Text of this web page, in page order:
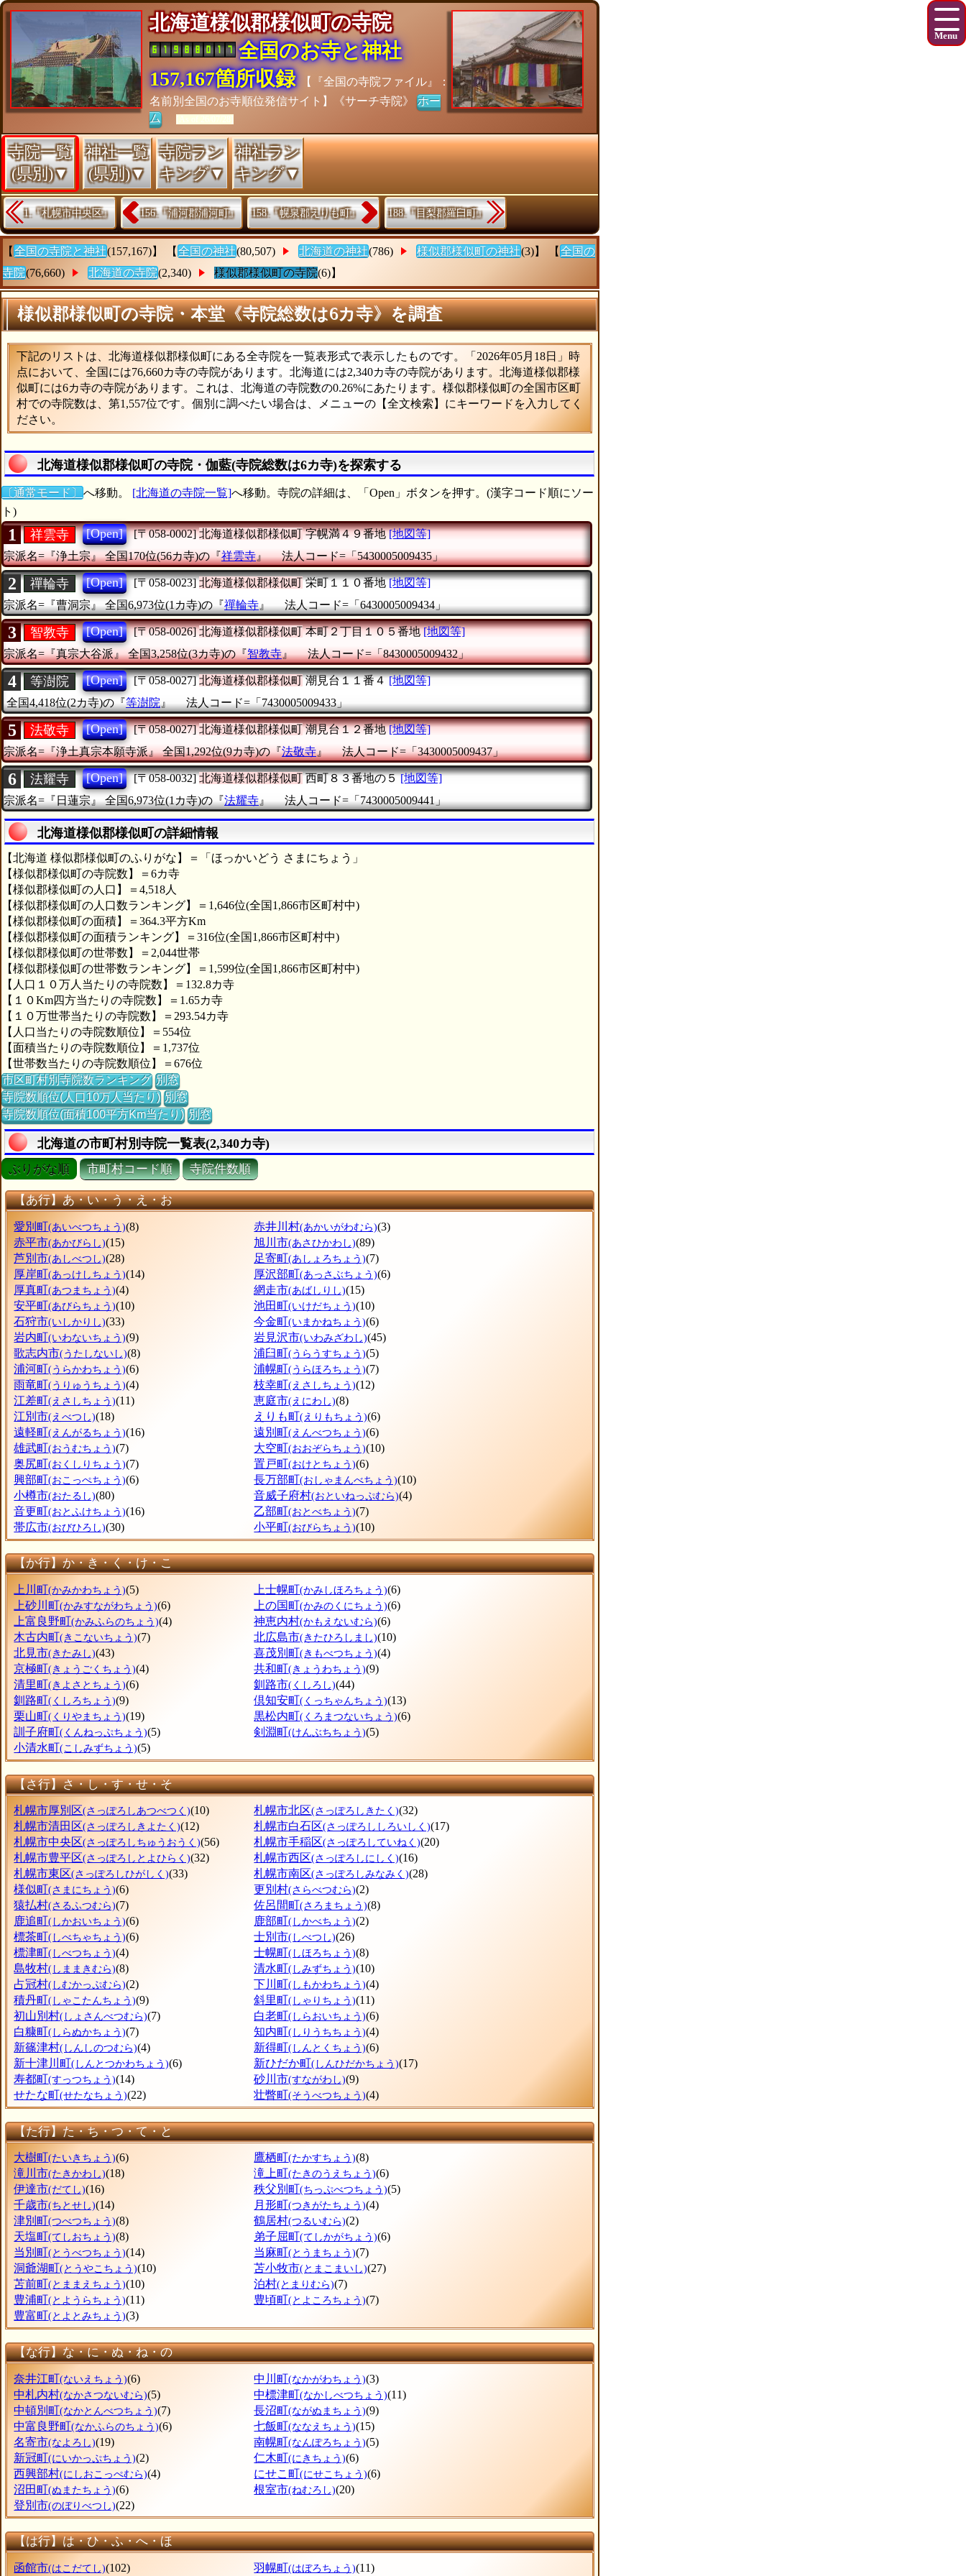
北海道様似郡様似町の寺院
全国のお寺と神社
157,167箇所収録
【『全国の寺院ファイル』：
名前別全国のお寺順位発信サイト】《サーチ寺院》ホー
ム
[As of 26/07/28]
寺院一覧
(県別)▼
神社一覧
(県別)▼
寺院ラン
キング▼
神社ラン
キング▼
1.『札幌市中央区』 156.『浦河郡浦河町』 158.『幌泉郡えりも町』 188.『目梨郡羅臼町』
【 全国の寺院と神社(157,167)】 【 全国の神社(80,507) 北海道の神社(786) 様似郡様似町の神社(3)】 【 全国の
寺院(76,660) 北海道の寺院(2,340) 様似郡様似町の寺院(6)】
様似郡様似町の寺院・本堂《寺院総数は6カ寺》を調査
下記のリストは、北海道様似郡様似町にある全寺院を一覧表形式で表示したものです。「2026年05月18日」時
点において、全国には76,660カ寺の寺院があります。北海道には2,340カ寺の寺院があります。北海道様似郡様
似町には6カ寺の寺院があります。これは、北海道の寺院数の0.26%にあたります。様似郡様似町の全国市区町
村での寺院数は、第1,557位です。個別に調べたい場合は、メニューの【全文検索】にキーワードを入力してく
ださい。
北海道様似郡様似町の寺院・伽藍(寺院総数は6カ寺)を探索する
〔通常モード〕 へ移動。 [北海道の寺院一覧]へ移動。寺院の詳細は、「Open」ボタンを押す。(漢字コード順にソー
ト)
1 祥雲寺 [Open] [〒058-0002] 北海道様似郡様似町字幌満４９番地 [地図等]
宗派名=『浄土宗』 全国170位(56カ寺)の『祥雲寺』 法人コード=「5430005009435」
2 禪輪寺 [Open] [〒058-0023] 北海道様似郡様似町栄町１１０番地 [地図等]
宗派名=『曹洞宗』
全国6,973位(1カ寺)の『禪輪寺 』 法人コード=「6430005009434」
3 智教寺 [Open] [〒058-0026] 北海道様似郡様似町本町２丁目１０５番地 [地図等]
宗派名=『真宗大谷派』 全国3,258位(3カ寺)の『智教寺』 法人コード=「8430005009432」
4 等澍院 [Open] [〒058-0027] 北海道様似郡様似町潮見台１１番４ [地図等]
全国4,418位(2カ寺)の『等澍院 』 法人コード=「7430005009433」
5 法敬寺 [Open] [〒058-0027] 北海道様似郡様似町潮見台１２番地 [地図等]
宗派名=『浄土真宗本願寺派』 全国1,292位(9カ寺)の『法敬寺』 法人コード=「3430005009437」
6 法耀寺 [Open] [〒058-0032] 北海道様似郡様似町西町８３番地の５ [地図等]
宗派名=『日蓮宗』
全国6,973位(1カ寺)の『法耀寺 』 法人コード=「7430005009441」
北海道様似郡様似町の詳細情報
【北海道 様似郡様似町のふりがな】＝「ほっかいどう さまにちょう」
【様似郡様似町の寺院数】＝6カ寺
【様似郡様似町の人口】＝4,518人
【様似郡様似町の人口数ランキング】＝1,646位(全国1,866市区町村中)
【様似郡様似町の面積】＝364.3平方Km
【様似郡様似町の面積ランキング】＝316位(全国1,866市区町村中)
【様似郡様似町の世帯数】＝2,044世帯
【様似郡様似町の世帯数ランキング】＝1,599位(全国1,866市区町村中)
【人口１０万人当たりの寺院数】＝132.8カ寺
【１０Km四方当たりの寺院数】＝1.65カ寺
【１０万世帯当たりの寺院数】＝293.54カ寺
【人口当たりの寺院数順位】＝554位
【面積当たりの寺院数順位】＝1,737位
【世帯数当たりの寺院数順位】＝676位
市区町村別寺院数ランキング 別窓
寺院数順位(人口10万人当たり) 別窓
寺院数順位(面積100平方Km当たり) 別窓
北海道の市町村別寺院一覧表(2,340カ寺)
ぶりがな順 市町村コード順 寺院件数順
【あ行】あ・い・う・え・お
愛別町(あいべつちょう)(8) 赤井川村(あかいがわむら)(3)
赤平市(あかびらし)(15) 旭川市(あさひかわし)(89)
芦別市(あしべつし)(28) 足寄町(あしょろちょう)(7)
厚岸町(あっけしちょう)(14) 厚沢部町(あっさぶちょう)(6)
厚真町(あつまちょう)(4) 網走市(あばしりし)(15)
安平町(あびらちょう)(10) 池田町(いけだちょう)(10)
石狩市(いしかりし)(33) 今金町(いまかねちょう)(6)
岩内町(いわないちょう)(9) 岩見沢市(いわみざわし)(45)
歌志内市(うたしないし)(8) 浦臼町(うらうすちょう)(5)
浦河町(うらかわちょう)(6) 浦幌町(うらほろちょう)(7)
雨竜町(うりゅうちょう)(4) 枝幸町(えさしちょう)(12)
江差町(えさしちょう)(11) 恵庭市(えにわし)(8)
江別市(えべつし)(18) えりも町(えりもちょう)(6)
遠軽町(えんがるちょう)(16) 遠別町(えんべつちょう)(6)
雄武町(おうむちょう)(7) 大空町(おおぞらちょう)(10)
奥尻町(おくしりちょう)(7) 置戸町(おけとちょう)(6)
興部町(おこっぺちょう)(6) 長万部町(おしゃまんべちょう)(10)
小樽市(おたるし)(80) 音威子府村(おといねっぷむら)(4)
音更町(おとふけちょう)(16) 乙部町(おとべちょう)(7)
帯広市(おびひろし)(30) 小平町(おびらちょう)(10)
【か行】か・き・く・け・こ
上川町(かみかわちょう)(5) 上士幌町(かみしほろちょう)(6)
上砂川町(かみすながわちょう)(6) 上の国町(かみのくにちょう)(6)
上富良野町(かみふらのちょう)(4) 神恵内村(かもえないむら)(6)
木古内町(きこないちょう)(7) 北広島市(きたひろしまし)(10)
北見市(きたみし)(43) 喜茂別町(きもべつちょう)(4)
京極町(きょうごくちょう)(4) 共和町(きょうわちょう)(9)
清里町(きよさとちょう)(6) 釧路市(くしろし)(44)
釧路町(くしろちょう)(9) 倶知安町(くっちゃんちょう)(13)
栗山町(くりやまちょう)(19) 黒松内町(くろまつないちょう)(6)
訓子府町(くんねっぷちょう)(5) 剣淵町(けんぶちちょう)(5)
小清水町(こしみずちょう)(5)
【さ行】さ・し・す・せ・そ
札幌市厚別区(さっぽろしあつべつく)(10) 札幌市北区(さっぽろしきたく)(32)
札幌市清田区(さっぽろしきよたく)(12) 札幌市白石区(さっぽろししろいしく)(17)
札幌市中央区(さっぽろしちゅうおうく)(56) 札幌市手稲区(さっぽろしていねく)(20)
札幌市豊平区(さっぽろしとよひらく)(32) 札幌市西区(さっぽろしにしく)(16)
札幌市東区(さっぽろしひがしく)(33) 札幌市南区(さっぽろしみなみく)(28)
様似町(さまにちょう)(6) 更別村(さらべつむら)(2)
猿払村(さるふつむら)(7) 佐呂間町(さろまちょう)(8)
鹿追町(しかおいちょう)(6) 鹿部町(しかべちょう)(2)
標茶町(しべちゃちょう)(6) 士別市(しべつし)(26)
標津町(しべつちょう)(4) 士幌町(しほろちょう)(8)
島牧村(しままきむら)(8) 清水町(しみずちょう)(10)
占冠村(しむかっぷむら)(2) 下川町(しもかわちょう)(4)
積丹町(しゃこたんちょう)(9) 斜里町(しゃりちょう)(11)
初山別村(しょさんべつむら)(7) 白老町(しらおいちょう)(6)
白糠町(しらぬかちょう)(7) 知内町(しりうちちょう)(4)
新篠津村(しんしのつむら)(4) 新得町(しんとくちょう)(6)
新十津川町(しんとつかわちょう)(6) 新ひだか町(しんひだかちょう)(17)
寿都町(すっつちょう)(14) 砂川市(すながわし)(9)
せたな町(せたなちょう)(22) 壮瞥町(そうべつちょう)(4)
【た行】た・ち・つ・て・と
大樹町(たいきちょう)(6) 鷹栖町(たかすちょう)(8)
滝川市(たきかわし)(18) 滝上町(たきのうえちょう)(6)
伊達市(だてし)(16) 秩父別町(ちっぷべつちょう)(5)
千歳市(ちとせし)(14) 月形町(つきがたちょう)(4)
津別町(つべつちょう)(8) 鶴居村(つるいむら)(2)
天塩町(てしおちょう)(8) 弟子屈町(てしかがちょう)(6)
当別町(とうべつちょう)(14) 当麻町(とうまちょう)(7)
洞爺湖町(とうやこちょう)(10) 苫小牧市(とまこまいし)(27)
苫前町(とままえちょう)(10) 泊村(とまりむら)(7)
豊浦町(とようらちょう)(11) 豊頃町(とよころちょう)(7)
豊富町(とよとみちょう)(3)
【な行】な・に・ぬ・ね・の
奈井江町(ないえちょう)(6) 中川町(なかがわちょう)(3)
中札内村(なかさつないむら)(5) 中標津町(なかしべつちょう)(11)
中頓別町(なかとんべつちょう)(7) 長沼町(ながぬまちょう)(9)
中富良野町(なかふらのちょう)(6) 七飯町(ななえちょう)(15)
名寄市(なよろし)(19) 南幌町(なんぽろちょう)(5)
新冠町(にいかっぷちょう)(2) 仁木町(にきちょう)(6)
西興部村(にしおこっぺむら)(4) にせこ町(にせこちょう)(6)
沼田町(ぬまたちょう)(6) 根室市(ねむろし)(20)
登別市(のぼりべつし)(22)
【は行】は・ひ・ふ・へ・ほ
函館市(はこだてし)(102) 羽幌町(はぼろちょう)(11)